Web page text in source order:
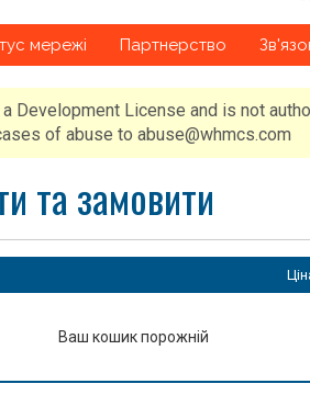
мережі Партнерство
Development License and is not
of abuse to abuse@whmcs.com
та замовити
Ваш кошик порожній